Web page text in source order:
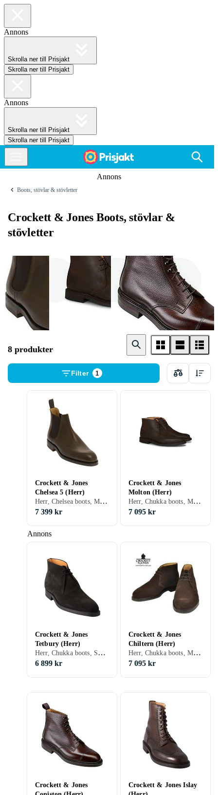
Annons
Skrolla ner till Prisjakt
Skrolla ner till Prisjakt
Annons
Skrolla ner till Prisjakt
Skrolla ner till Prisjakt
Annons
Boots, stövlar & stövletter
Crockett & Jones Boots, stövlar &
stövletter
Chukka boots
Stövlett / Ankle
boots
8 produkter
Filter 1
Annons
Crockett & Jones
Chelsea 5 (Herr)
Herr, Chelsea boots, Mocka, 43.5, 41.5, Svart, Brun
7 399 kr
Crockett & Jones
Molton (Herr)
Herr, Chukka boots, Mocka, 40.5, 42.5, 43.5, 44.5, 45.5, 46.5, 41.5, Svart, Brun
7 095 kr
Crockett & Jones
Tetbury (Herr)
Herr, Chukka boots, Skinn/Läder, Mocka, 41, 42, 43, 40.5, 42.5, 43.5, 44.5, 45.5, 41.5, Svart, Brun, Grön
6 899 kr
Crockett & Jones
Chiltern (Herr)
Herr, Chukka boots, Mocka, 41, 42, 43, 44, 45, 40.5, 42.5, 43.5, 44.5, 41.5, Brun, Grön
7 095 kr
Crockett & Jones
Crockett & Jones Islay